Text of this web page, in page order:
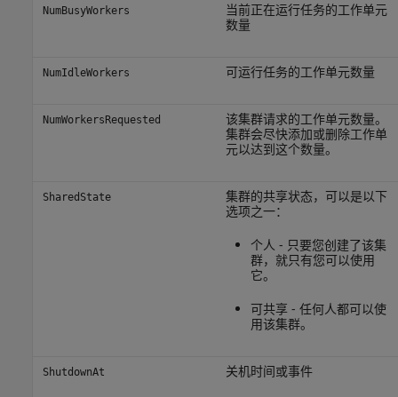
NumBusyWorkers
当前正在运行任务的工作单元
数量
NumIdleWorkers 可运行任务的工作单元数量
NumWorkersRequested
该集群请求的工作单元数量。
集群会尽快添加或删除工作单
元以达到这个数量。
SharedState
集群的共享状态，可以是以下
选项之一：
个人 - 只要您创建了该集
群，就只有您可以使用
它。
可共享 - 任何人都可以使
用该集群。
ShutdownAt 关机时间或事件